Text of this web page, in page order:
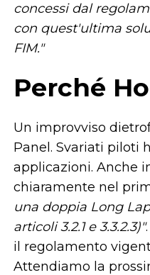
concessi dal
con quest'ultima
FIM."
Perché
Un improvviso
Panel. Svariati piloti
applicazioni. Anche
chiaramente nel
una doppia Long
articoli 3.2.1 e 3.3.2.3)"
il regolamento
Attendiamo la